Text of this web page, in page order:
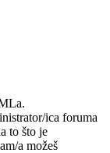
ica foruma
to što je
a možeš